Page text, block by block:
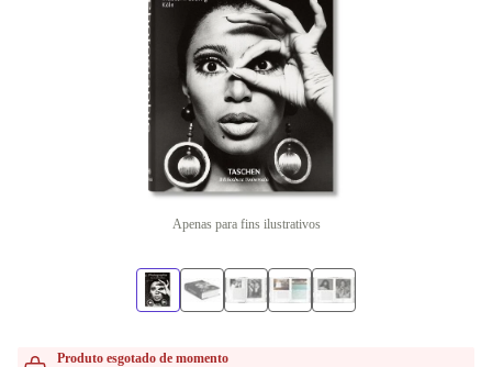
Apenas para fins ilustrativos
Produto esgotado de momento